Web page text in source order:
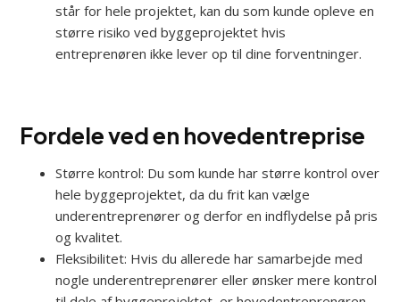
står for hele projektet, kan du som kunde opleve en
større risiko ved byggeprojektet hvis
entreprenøren ikke lever op til dine forventninger.
Fordele ved en hovedentreprise
Større kontrol: Du som kunde har større kontrol over
hele byggeprojektet, da du frit kan vælge
underentreprenører og derfor en indflydelse på pris
og kvalitet.
Fleksibilitet: Hvis du allerede har samarbejde med
nogle underentreprenører eller ønsker mere kontrol